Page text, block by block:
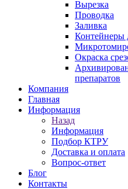
Вырезка
Проводка
Заливка
Контейнеры
Окраска
препаратов
Компания
Главная
Информация
Назад
Информация
Подбор КТРУ
Доставка и оплата
Вопрос-ответ
Блог
Контакты